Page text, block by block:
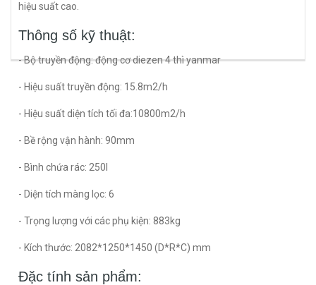
hiệu suất cao.
Thông số kỹ thuật:
- Bộ truyền động: động cơ diezen 4 thì yanmar
- Hiệu suất truyền động: 15.8m2/h
- Hiệu suất diện tích tối đa:10800m2/h
- Bề rộng vận hành: 90mm
- Bình chứa rác: 250l
- Diện tích màng lọc: 6
- Trọng lượng với các phụ kiện: 883kg
- Kích thước: 2082*1250*1450 (D*R*C) mm
Đặc tính sản phẩm: